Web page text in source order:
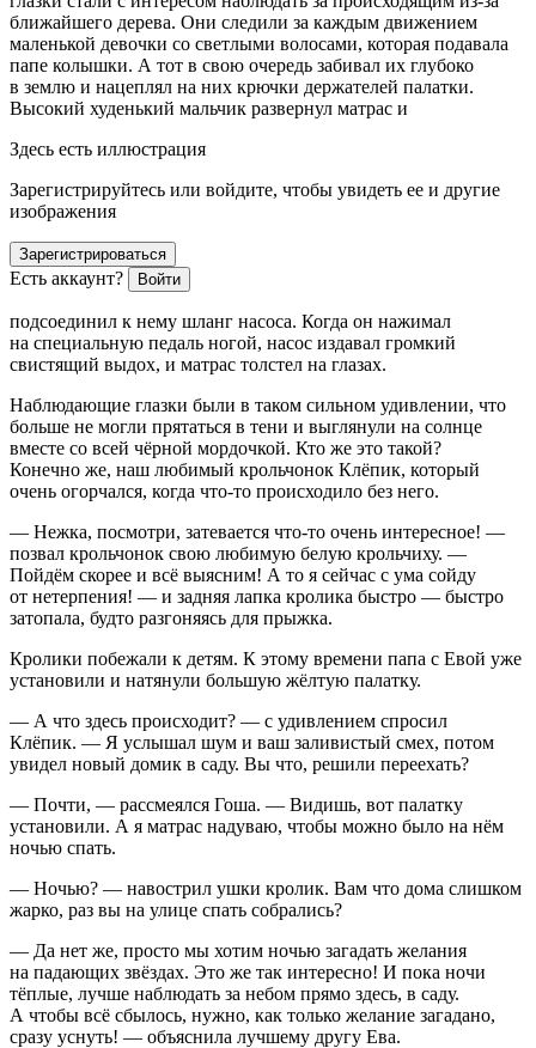
ближайшего дерева. Они следили за каждым движением
маленькой девочки со светлыми волосами, которая подавала
папе колышки. А тот в свою очередь забивал их глубоко
в землю и нацеплял на них крючки держателей палатки.
Высокий худенький мальчик развернул матрас и
Здесь есть иллюстрация
Зарегистрируйтесь или войдите, чтобы увидеть ее и другие
изображения
Зарегистрироваться
Есть аккаунт? Войти
подсоединил к нему шланг насоса. Когда он нажимал
на специальную педаль ногой, насос издавал громкий
свистящий выдох, и матрас толстел на глазах.
Наблюдающие глазки были в таком сильном удивлении, что
больше не могли прятаться в тени и выглянули на солнце
вместе со всей чёрной мордочкой. Кто же это такой?
Конечно же, наш любимый крольчонок Клёпик, который
очень огорчался, когда что-то происходило без него.
— Нежка, посмотри, затевается что-то очень интересное! —
позвал крольчонок свою любимую белую крольчиху. —
Пойдём скорее и всё выясним! А то я сейчас с ума сойду
от нетерпения! — и задняя лапка кролика быстро — быстро
затопала, будто разгоняясь для прыжка.
Кролики побежали к детям. К этому времени папа с Евой уже
установили и натянули большую жёлтую палатку.
— А что здесь происходит? — с удивлением спросил
Клёпик. — Я услышал шум и ваш заливистый смех, потом
увидел новый домик в саду. Вы что, решили переехать?
— Почти, — рассмеялся Гоша. — Видишь, вот палатку
установили. А я матрас надуваю, чтобы можно было на нём
ночью спать.
— Ночью? — навострил ушки кролик. Вам что дома слишком
жарко, раз вы на улице спать собрались?
— Да нет же, просто мы хотим ночью загадать желания
на падающих звёздах. Это же так интересно! И пока ночи
тёплые, лучше наблюдать за небом прямо здесь, в саду.
А чтобы всё сбылось, нужно, как только желание загадано,
сразу уснуть! — объяснила лучшему другу Ева.